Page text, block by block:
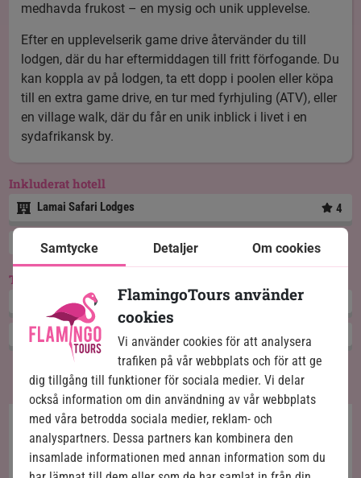
medhavda frukost – en mysig och unik upplevelse.
Efter en upplevelserik game drive återvänder du till
lodgen, där du har eftermiddagen till fritt förfogande. Du
kan koppla av på lodgen, ta ett dopp i poolen eller köpa
till en extra game drive, en tur med fyrhjuling (ATV), eller
en village walk, där du får en unik inblick i livet i en
sydafrikansk by.
Inkluderat hotell
Lamai Safari Lodges 4
Helpension
Tilläggsturer
ATV-tur i Sydafrika med game drive
Village Walk
Samtycke Detaljer Om cookies
FlamingoTours använder
cookies
Vi använder cookies för att analysera
trafiken på vår webbplats och för att ge
dig tillgång till funktioner för sociala medier. Vi delar
också information om din användning av vår webbplats
med våra betrodda sociala medier, reklam- och
analyspartners. Dessa partners kan kombinera den
insamlade informationen med annan information som du